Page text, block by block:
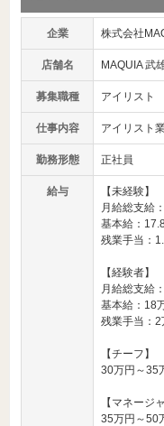
企業 株式会社
店舗名 MAQUIA 武
募集職種 アイリスト
仕事内容 アイリスト
勤務形態 正社員
給与
【未経験】
月給総支給
基本給：
残業手当：
【経験者】
月給総支給
基本給：18
残業手当：2
【チーフ】
30万円～35
【マネージ
35万円～50